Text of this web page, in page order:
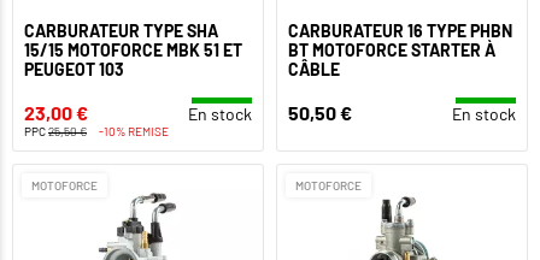
CARBURATEUR TYPE SHA
15/15 MOTOFORCE MBK 51 ET
PEUGEOT 103
23,00 € En stock
PPC25,50 € -10% REMISE
CARBURATEUR 16 TYPE PHBN
BT MOTOFORCE STARTER À
CÂBLE
50,50 € En stock
MOTOFORCE MOTOFORCE